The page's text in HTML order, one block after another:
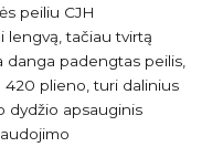
peiliu CJH
lengvą, tačiau tvirtą
padengtas peilis,
plieno, turi dalinius
dydžio apsauginis